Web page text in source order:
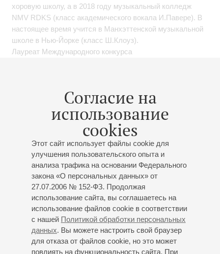
Согласие на
использование
cookies
Этот сайт использует файлы cookie для
улучшения пользовательского опыта и
анализа трафика на основании Федерального
закона «О персональных данных» от
27.07.2006 № 152-ФЗ. Продолжая
использование сайта, вы соглашаетесь на
использование файлов cookie в соответствии
с нашей Политикой обработки персональных
данных. Вы можете настроить свой браузер
для отказа от файлов cookie, но это может
повлиять на функциональность сайта. При
хоровую школу, а в 2018 году музыкальный колледж
NMV RDKS (класс академического вокала И.Павере). В
настоящее время учится в Манхэттенской музыкальной
школе в Нью-Йорке (класс Ш.Клоуз).
Лауреат Международного конкурса
лауреат Международного конкурса "Crescendo" (I
исполнение арии III Международного конкурса "Bella
Voce" (2017, Латвия), кандидат Гран-при в номинации
академический вокал V Международного конкурса "Riga
Symphony" (2017, Латвия), лауреат IV Международного
конкурса "Riga Symphony" (I премия, 2016, Латвия),
лауреат Национального конкурса среди
профессиональных музыкальных колледжей (II премия,
2017, Латвия).
В январе 2019 года впервые выступила с
симфоническим оркестром в Крокус Сити Холле
(Москва). В феврале 2019 года дебютировала в
камерном зале Карнеги-холла (Weill Recital Hall)) на